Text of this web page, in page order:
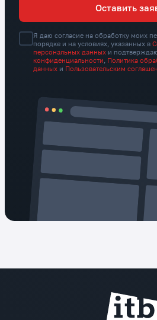
Оставить
Я даю согласие на обработку моих
порядке и на условиях, указанных в
персональных данных и
конфиденциальности
Политика
данных и Пользовательским